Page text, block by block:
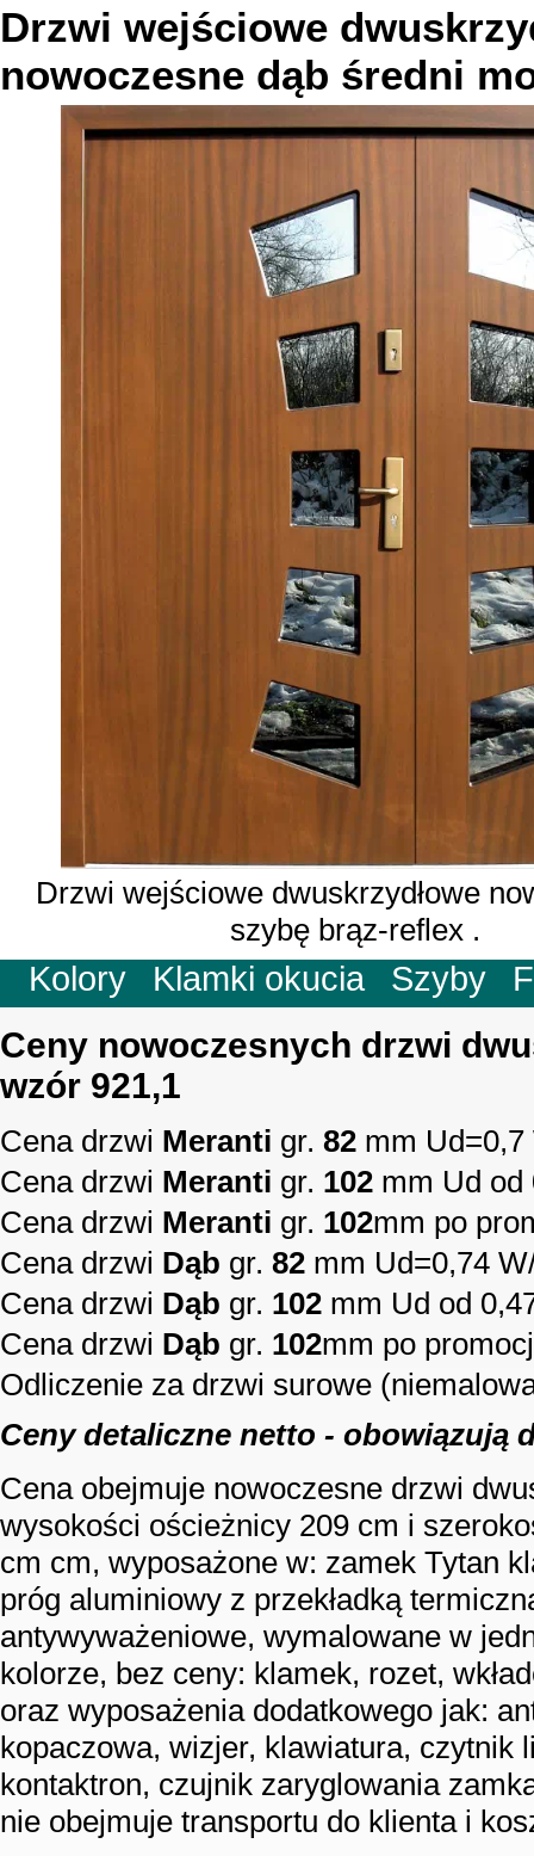
Drzwi wejściowe
nowoczesne dąb średni
Drzwi wejściowe dwuskrzydłowe
szybę brąz-reflex .
Szyby
Klamki okucia
Kolory
Ceny nowoczesnych drzwi
wzór 921,1
Cena drzwi Meranti gr. 82 mm Ud=0,7
Cena drzwi Meranti gr. 102 mm Ud od
Cena drzwi Meranti gr. 102mm po
Cena drzwi Dąb gr. 82 mm Ud=0,74
Cena drzwi Dąb gr. 102 mm Ud od
Cena drzwi Dąb gr. 102mm po
Odliczenie za drzwi surowe
Ceny detaliczne netto - obowiązują
Cena obejmuje nowoczesne drzwi
wysokości ościeżnicy 209 cm i
cm cm, wyposażone w: zamek Tytan
próg aluminiowy z przekładką
antywyważeniowe, wymalowane w
kolorze, bez ceny: klamek, rozet,
oraz wyposażenia dodatkowego jak:
kopaczowa, wizjer, klawiatura, czytnik
kontaktron, czujnik zaryglowania
nie obejmuje transportu do klienta i